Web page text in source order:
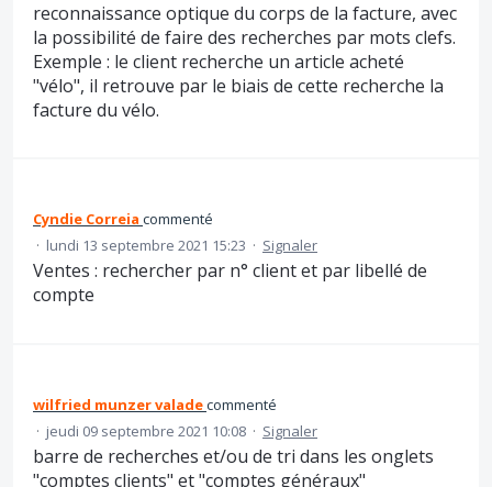
reconnaissance optique du corps de la facture, avec
la possibilité de faire des recherches par mots clefs.
Exemple : le client recherche un article acheté
"vélo", il retrouve par le biais de cette recherche la
facture du vélo.
Cyndie Correia commenté
· lundi 13 septembre 2021 15:23 · Signaler
Ventes : rechercher par n° client et par libellé de
compte
wilfried munzer valadecommenté
· jeudi 09 septembre 2021 10:08 · Signaler
barre de recherches et/ou de tri dans les onglets
"comptes clients" et "comptes généraux"